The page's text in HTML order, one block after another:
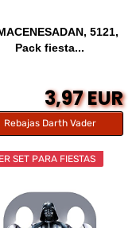
5121,
Pack fiesta...
3,97 EUR
Rebajas Darth Vader
SET PARA FIESTAS